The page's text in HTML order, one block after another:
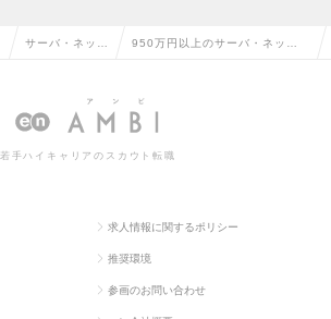
サーバ・ネット
ア
950万円以上のサーバ・ネットワ
報一覧
若手ハイキャリアのスカウト転職
求人情報に関するポリシー
推奨環境
参画のお問い合わせ